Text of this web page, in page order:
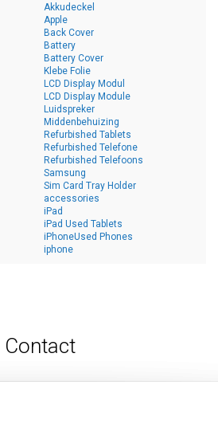
Akkudeckel
Apple
Back Cover
Battery
Battery Cover
Klebe Folie
LCD Display Modul
LCD Display Module
Luidspreker
Middenbehuizing
Refurbished Tablets
Refurbished Telefone
Refurbished Telefoons
Samsung
Sim Card Tray Holder
accessories
iPad
iPad Used Tablets
iPhoneUsed Phones
iphone
Contact